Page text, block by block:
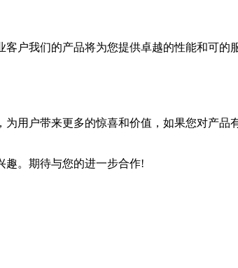
户我们的产品将为您提供卓越的性能和可的
用户带来更多的惊喜和价值，如果您对产品
趣。期待与您的进一步合作!